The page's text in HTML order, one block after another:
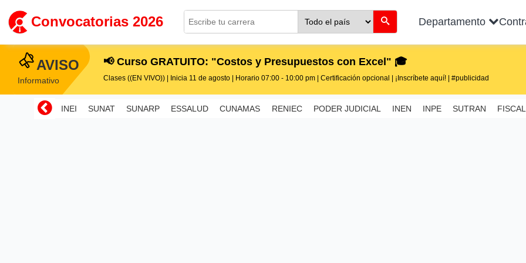
Convocatorias 2026 Departamento
AVISO
Informativo
📢 Curso GRATUITO: "Costos y Presupuestos con Excel" 🎓
Clases ((EN VIVO)) | Inicia 11 de agosto | Horario 07:00 - 10:00 pm | Certificación opcional | ¡Inscríbete aquí! | #publicidad
INEI SUNAT SUNARP ESSALUD CUNAMAS RENIEC PODER JUDICIAL INEN INPE SUTRAN